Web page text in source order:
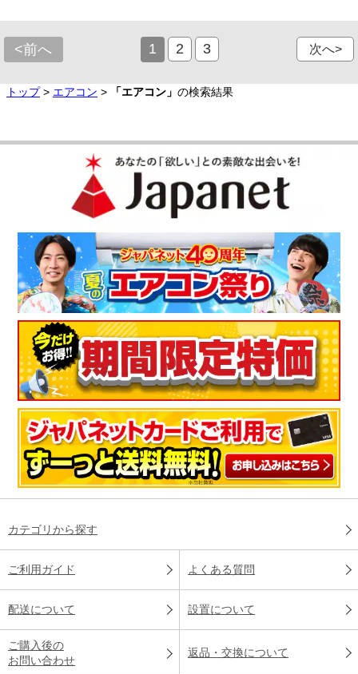
<前へ 1 2 3 次へ>
トップ> エアコン > 「エアコン」 の検索結果
カテゴリから探す
ご利用ガイド よくある質問
配送について 設置について
ご購入後の
お問い合わせ
返品・交換について